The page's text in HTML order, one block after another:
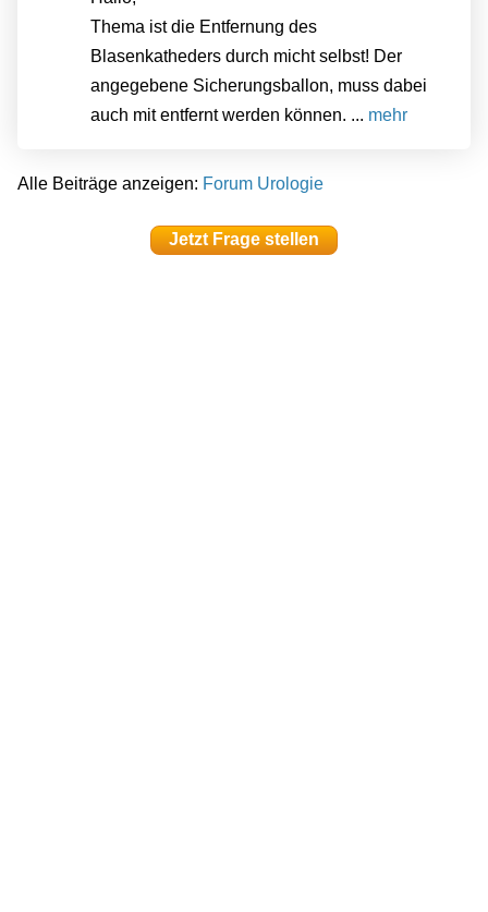
Thema ist die Entfernung des
Blasenkatheders durch micht selbst! Der
angegebene Sicherungsballon, muss dabei
auch mit entfernt werden können. ... mehr
Alle Beiträge anzeigen: Forum Urologie
Jetzt Frage stellen